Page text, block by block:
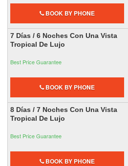
BOOK BY PHONE
7 Días / 6 Noches Con Una Vista
Tropical De Lujo
Best Price Guarantee
BOOK BY PHONE
8 Días / 7 Noches Con Una Vista
Tropical De Lujo
Best Price Guarantee
BOOK BY PHONE